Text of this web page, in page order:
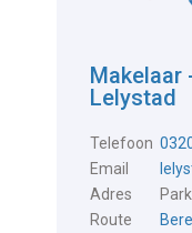
Makelaar
Lelystad
Telefoon
Email
Adres
Route